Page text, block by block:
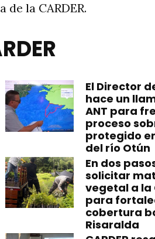
la CARDER.
El Director
hace un
ANT para
proceso
protegido
del río Otún
En dos
solicitar
vegetal a la
para
cobertura
Risaralda